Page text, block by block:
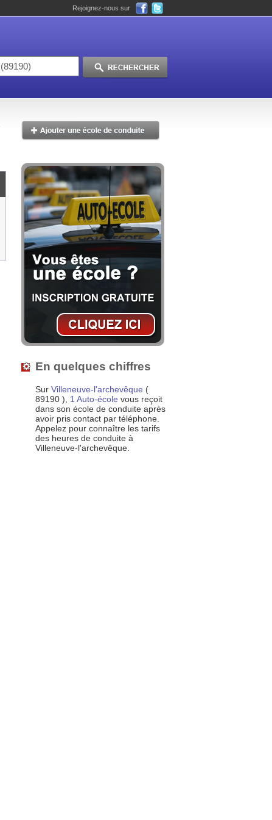
Rejoignez-nous sur
En quelques chiffres
Sur Villeneuve-l'archevêque (
89190 ), 1 Auto-école vous reçoit
dans son école de conduite après
avoir pris contact par téléphone.
Appelez pour connaître les tarifs
des heures de conduite à
Villeneuve-l'archevêque.